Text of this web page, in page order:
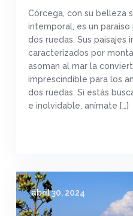
Córcega, con su belleza
intemporal, es un
dos ruedas. Sus paisajes
caracterizados por
asoman al mar la
imprescindible para los
dos ruedas. Si estás
e inolvidable, anímate […]
abril 30, 2024